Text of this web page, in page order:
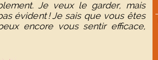
Je veux le garder, mais
évident ! Je sais que vous êtes
encore vous sentir efficace,